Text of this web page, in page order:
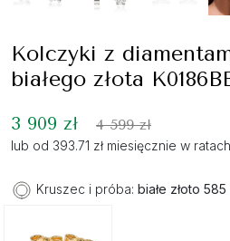
Kolczyki z
białego złota
3 909 zł 4 599 zł
lub od 393.71 zł miesięcznie w
Kruszec i próba: białe złoto 585